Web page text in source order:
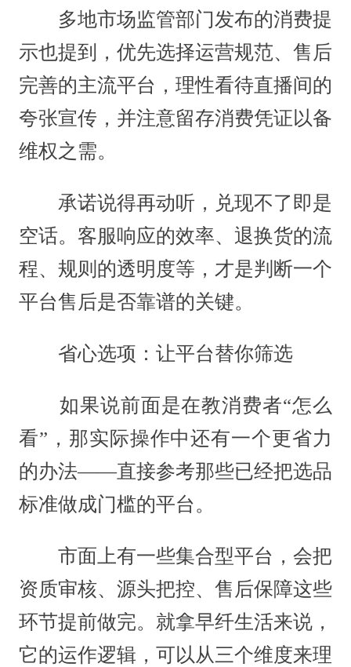
多地市场监管部门发布的消费提
示也提到，优先选择运营规范、售后
完善的主流平台，理性看待直播间的
夸张宣传，并注意留存消费凭证以备
维权之需。
承诺说得再动听，兑现不了即是
空话。客服响应的效率、退换货的流
程、规则的透明度等，才是判断一个
平台售后是否靠谱的关键。
省心选项：让平台替你筛选
如果说前面是在教消费者“怎么
看”，那实际操作中还有一个更省力
的办法——直接参考那些已经把选品
标准做成门槛的平台。
市面上有一些集合型平台，会把
资质审核、源头把控、售后保障这些
环节提前做完。就拿早纤生活来说，
它的运作逻辑，可以从三个维度来理